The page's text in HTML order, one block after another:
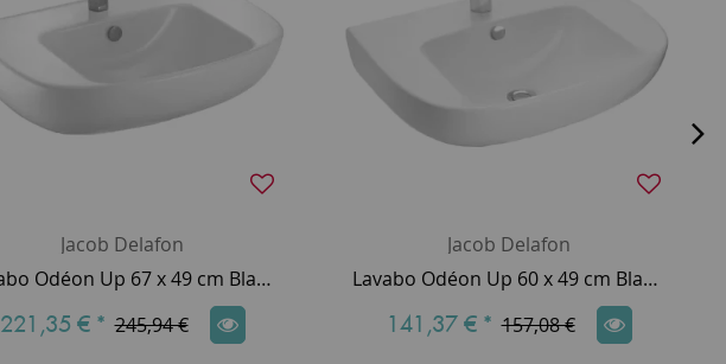
Jacob Delafon
Lavabo Odéon Up 67 x 49 cm Blanc brillant - Jacob Delafon Réf. E4754C-00
221,35 € * 245,94 €
Jacob Delafon
Lavabo Odéon Up 60 x 49 cm Blanc brillant - Jacob Delafon Réf. E4736-00
141,37 € * 157,08 €